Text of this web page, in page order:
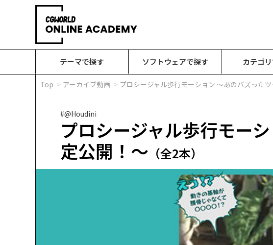
テーマで探す ソフトウェアで探す カテゴ
Top アーカイブ動画 プロシージャル歩行モーション ～あのバズった
#@Houdini
プロシージャル歩行モー
定公開！～ （全2本）